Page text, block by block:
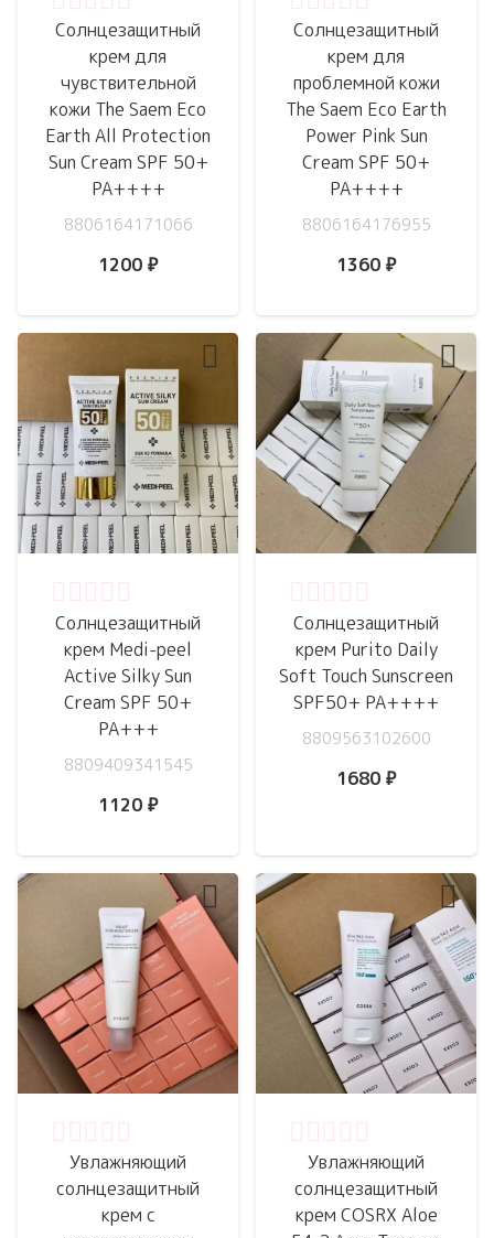
Солнцезащитный
крем для
чувствительной
кожи The Saem Eco
Earth All Protection
Sun Cream SPF 50+
PA++++
8806164171066
1200 ₽
Солнцезащитный
крем для
проблемной кожи
The Saem Eco Earth
Power Pink Sun
Cream SPF 50+
PA++++
8806164176955
1360 ₽
Солнцезащитный
крем Medi-peel
Active Silky Sun
Cream SPF 50+
PA+++
8809409341545
1120 ₽
Cолнцезащитный
крем Purito Daily
Soft Touch Sunscreen
SPF50+ PA++++
8809563102600
1680 ₽
Увлажняющий
солнцезащитный
крем с
Увлажняющий
солнцезащитный
крем COSRX Aloe